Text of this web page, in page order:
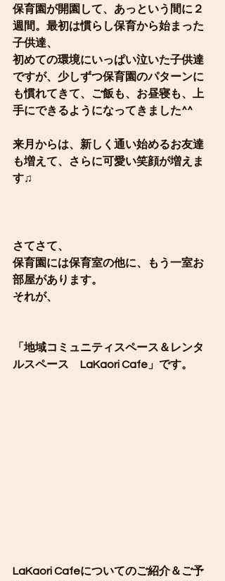
保育園が開園して、あっという間に２
週間。最初は慣らし保育から始まった
子供達、
初めての環境にいっぱい泣いた子供達
ですが、少しずつ保育園のパターンに
も慣れてきて、ご飯も、お昼寝も、上
手にできるようになってきました^^
来月からは、新しく通い始めるお友達
も増えて、さらに可愛い笑顔が増えま
す♫
さてさて、
保育園には保育室の他に、もう一室お
部屋があります。
それが、
「地域コミュニティスペース＆レンタ
ルスペース　LaKaori Cafe」です。
LaKaori Cafeについてのご紹介＆ご予